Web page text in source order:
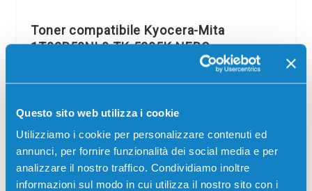
Questo sito web utilizza i cookie
Utilizziamo i cookie per personalizzare contenuti ed
annunci, per fornire funzionalità dei social media e per
analizzare il nostro traffico. Condividiamo inoltre
informazioni sul modo in cui utilizza il nostro sito con i
Toner compatibile Kyocera-Mita
1T02R50NL0 TK-5205K NERO
Toner compatibile Kyocera-Mita 1T02R50NL0 TK-5205K
TASKALFA 356CI
53,00€